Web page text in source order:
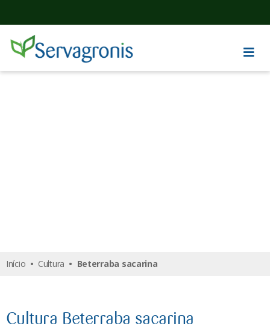
Início • Cultura • Beterraba sacarina
Cultura Beterraba sacarina